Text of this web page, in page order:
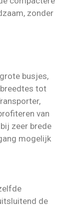
zonder
busjes,
tot
van
zeer brede
mogelijk
de